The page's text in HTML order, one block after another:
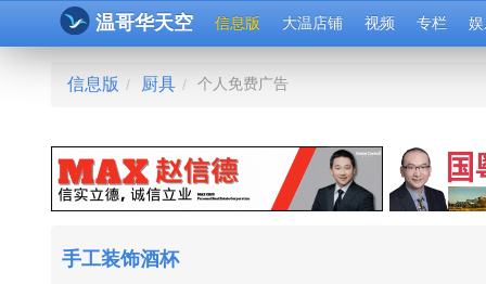
温哥华天空 信息版 大温店铺 视频 专栏
信息版 / 厨具 / 个人免费广告
手工装饰酒杯